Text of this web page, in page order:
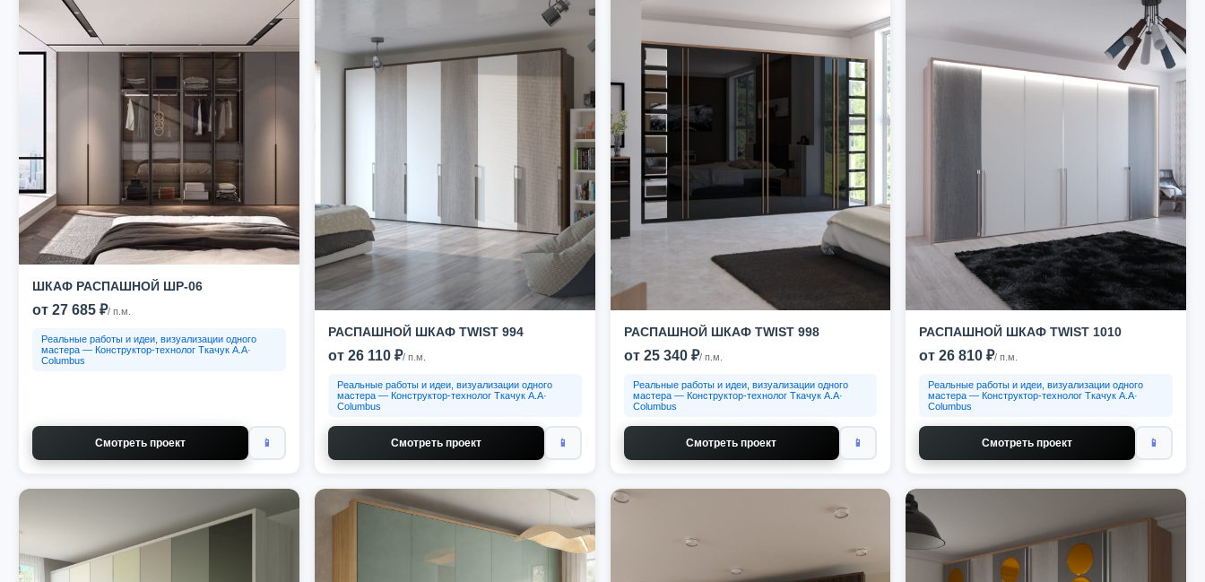
ШКАФ РАСПАШНОЙ ШР-06
от 27 685 ₽/ п.м.
Реальные работы и идеи, визуализации одного
мастера — Конструктор-технолог Ткачук А.А·
Columbus
Смотреть проект 📱
РАСПАШНОЙ ШКАФ TWIST 994
от 26 110 ₽/ п.м.
Реальные работы и идеи, визуализации одного
мастера — Конструктор-технолог Ткачук А.А·
Columbus
Смотреть проект 📱
РАСПАШНОЙ ШКАФ TWIST 998
от 25 340 ₽/ п.м.
Реальные работы и идеи, визуализации одного
мастера — Конструктор-технолог Ткачук А.А·
Columbus
Смотреть проект 📱
РАСПАШНОЙ ШКАФ TWIST 1010
от 26 810 ₽/ п.м.
Реальные работы и идеи, визуализации одного
мастера — Конструктор-технолог Ткачук А.А·
Columbus
Смотреть проект 📱